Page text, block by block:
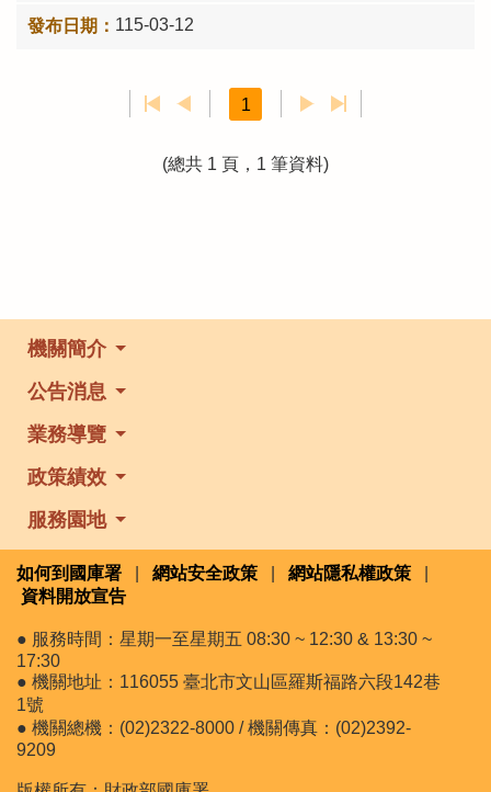
115-03-12
1
(總共 1 頁，1 筆資料)
機關簡介
公告消息
業務導覽
政策績效
服務園地
如何到國庫署 網站安全政策 網站隱私權政策
資料開放宣告
● 服務時間：星期一至星期五 08:30 ~ 12:30 & 13:30 ~
17:30
● 機關地址：116055 臺北市文山區羅斯福路六段142巷
1號
● 機關總機：(02)2322-8000 / 機關傳真：(02)2392-
9209